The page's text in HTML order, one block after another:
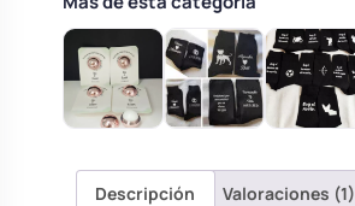
floral coche
Descripción Valoraciones (1)